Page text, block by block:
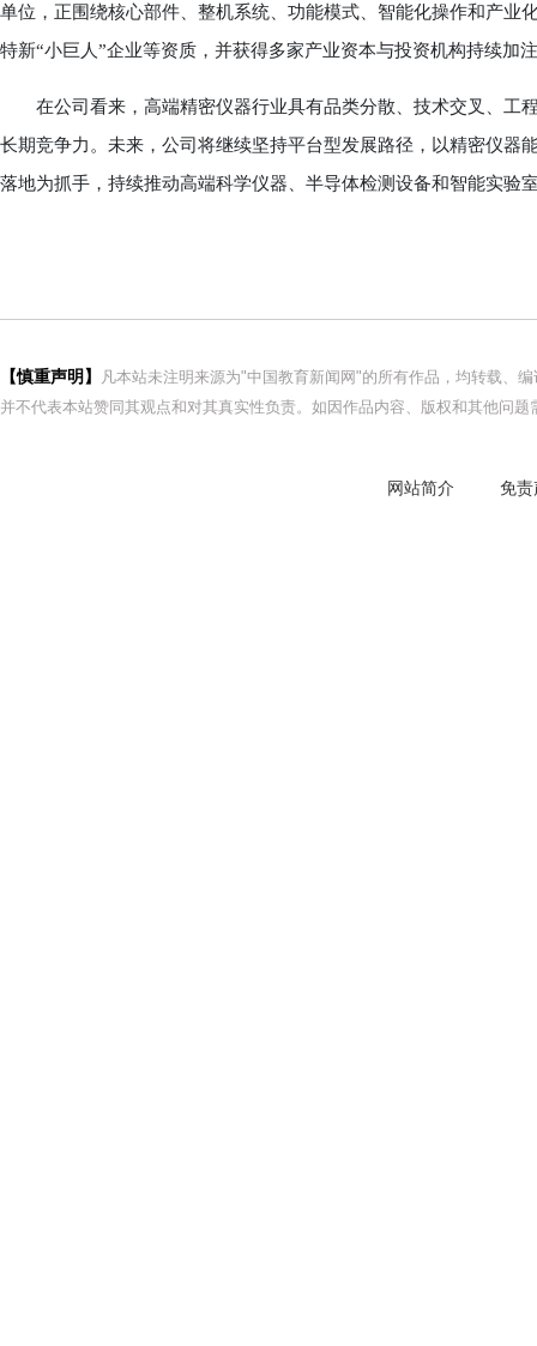
单位，正围绕核心部件、整机系统、功能模式、智能化操作和产业
特新“小巨人”企业等资质，并获得多家产业资本与投资机构持续加
在公司看来，高端精密仪器行业具有品类分散、技术交叉、工
长期竞争力。未来，公司将继续坚持平台型发展路径，以精密仪器
落地为抓手，持续推动高端科学仪器、半导体检测设备和智能实验
【慎重声明】
凡本站未注明来源为"中国教育新闻网"的所有作品，均转载、
并不代表本站赞同其观点和对其真实性负责。如因作品内容、版权和其他问
网站简介 免责